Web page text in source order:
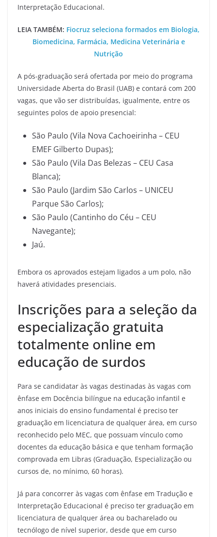
Interpretação Educacional.
LEIA TAMBÉM: Fiocruz seleciona formados em Biologia,
Biomedicina, Farmácia, Medicina Veterinária e
Nutrição
A pós-graduação será ofertada por meio do programa
Universidade Aberta do Brasil (UAB) e contará com 200
vagas, que vão ser distribuídas, igualmente, entre os
seguintes polos de apoio presencial:
São Paulo (Vila Nova Cachoeirinha – CEU
EMEF Gilberto Dupas);
São Paulo (Vila Das Belezas – CEU Casa
Blanca);
São Paulo (Jardim São Carlos – UNICEU
Parque São Carlos);
São Paulo (Cantinho do Céu – CEU
Navegante);
Jaú.
Embora os aprovados estejam ligados a um polo, não
haverá atividades presenciais.
Inscrições para a seleção da
especialização gratuita
totalmente online em
educação de surdos
Para se candidatar às vagas destinadas às vagas com
ênfase em Docência bilíngue na educação infantil e
anos iniciais do ensino fundamental é preciso ter
graduação em licenciatura de qualquer área, em curso
reconhecido pelo MEC, que possuam vínculo como
docentes da educação básica e que tenham formação
comprovada em Libras (Graduação, Especialização ou
cursos de, no mínimo, 60 horas).
Já para concorrer às vagas com ênfase em Tradução e
Interpretação Educacional é preciso ter graduação em
licenciatura de qualquer área ou bacharelado ou
tecnólogo de nível superior, desde que em curso